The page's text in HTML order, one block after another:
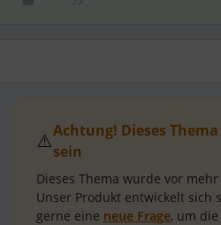
⚠️Achtung! Dieses
sein
Dieses Thema wurde vor mehr
Unser Produkt entwickelt
gerne eine neue Frage, um